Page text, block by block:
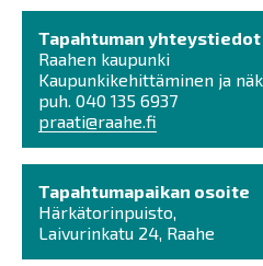
Tapahtuman yhteystiedot
Raahen kaupunki
Kaupunkikehittäminen ja
puh. 040 135 6937
praati@raahe.fi
Tapahtumapaikan osoite
Härkätorinpuisto,
Laivurinkatu 24, Raahe